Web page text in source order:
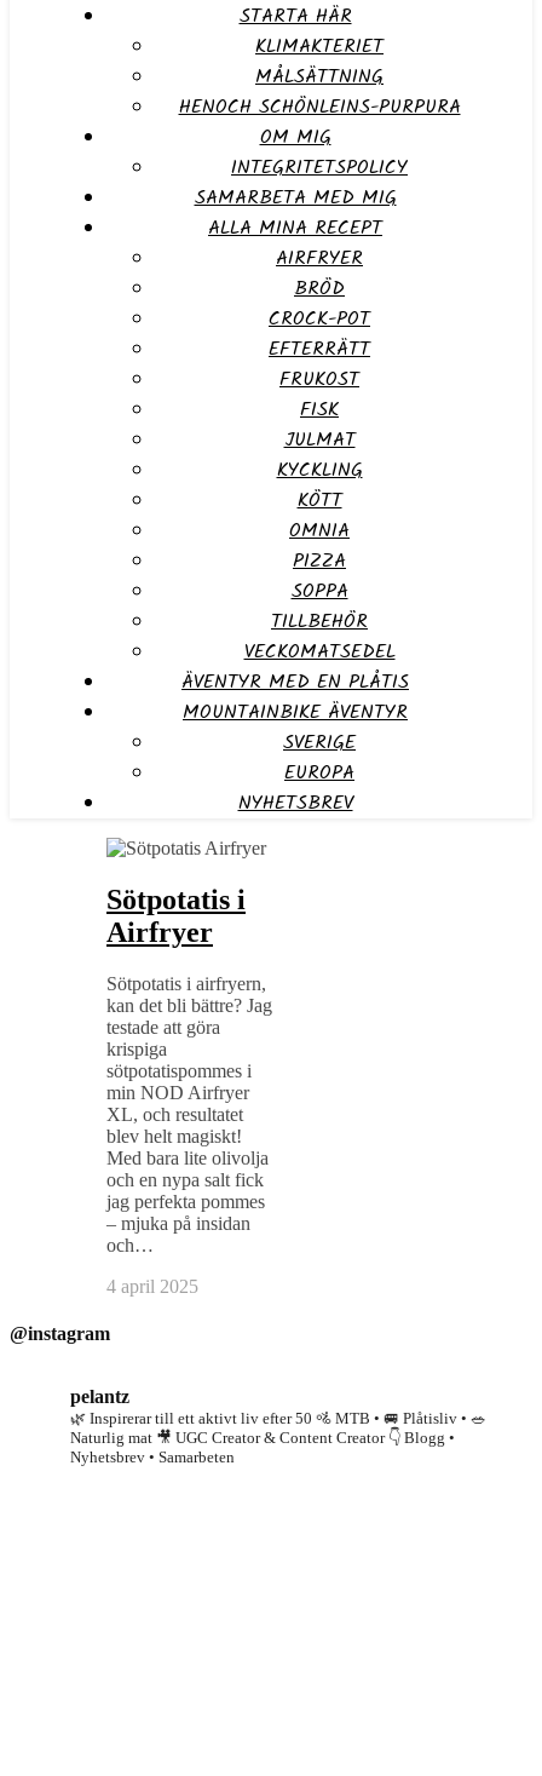
STARTA HÄR
KLIMAKTERIET
MÅLSÄTTNING
HENOCH SCHÖNLEINS-PURPURA
OM MIG
INTEGRITETSPOLICY
SAMARBETA MED MIG
ALLA MINA RECEPT
AIRFRYER
BRÖD
CROCK-POT
EFTERRÄTT
FRUKOST
FISK
JULMAT
KYCKLING
KÖTT
OMNIA
PIZZA
SOPPA
TILLBEHÖR
VECKOMATSEDEL
ÄVENTYR MED EN PLÅTIS
MOUNTAINBIKE ÄVENTYR
SVERIGE
EUROPA
NYHETSBREV
Sötpotatis i
Airfryer
Sötpotatis i airfryern,
kan det bli bättre? Jag
testade att göra
krispiga
sötpotatispommes i
min NOD Airfryer
XL, och resultatet
blev helt magiskt!
Med bara lite olivolja
och en nypa salt fick
jag perfekta pommes
– mjuka på insidan
och…
4 april 2025
@instagram
pelantz
🌿 Inspirerar till ett aktivt liv efter 50 🚵 MTB • 🚐 Plåtisliv • 🥗
Naturlig mat 🎥 UGC Creator & Content Creator👇 Blogg •
Nyhetsbrev • Samarbeten